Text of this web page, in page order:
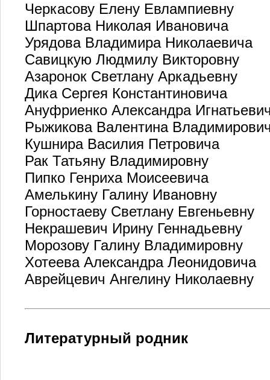
Черкасову Елену Евлампиевну
Шпартова Николая Ивановича
Урядова Владимира Николаевича
Савицкую Людмилу Викторовну
Азаронок Светлану Аркадьевну
Дика Сергея Константиновича
Ануфриенко Александра
Рыжикова Валентина
Кушнира Василия Петровича
Рак Татьяну Владимировну
Пипко Генриха Моисеевича
Амелькину Галину Ивановну
Горностаеву Светлану Евгеньевну
Некрашевич Ирину Геннадьевну
Морозову Галину Владимировну
Хотеева Александра Леонидовича
Аврейцевич Ангелину Николаевну
Литературный родник